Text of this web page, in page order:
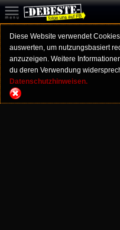
Diese Website verwendet
auswerten, um nutzungsbasiert
anzuzeigen. Weitere
du deren Verwendung
Datenschutzhinweisen.